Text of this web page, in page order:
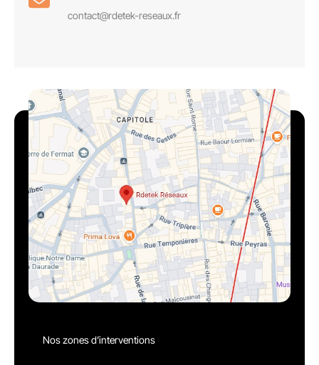
contact@rdetek-reseaux.fr
Nos zones d’interventions